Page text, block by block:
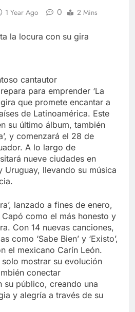
1 Year Ago 0 2 Mins
cantautor
para emprender ‘La
que promete encantar a
de Latinoamérica. Este
su último álbum, también
y comenzará el 28 de
A lo largo de
nueve ciudades en
Uruguay, llevando su música
lanzado a fines de enero,
como el más honesto y
Con 14 nuevas canciones,
como ‘Sabe Bien’ y ‘Existo’,
el mexicano Carín León.
mostrar su evolución
conectar
su público, creando una
y alegría a través de su